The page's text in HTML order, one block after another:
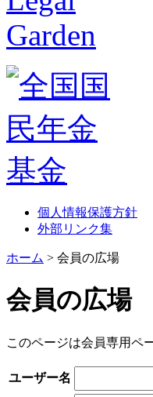
個人情報保護方針
外部リンク集
ホーム > 会員の広場
会員の広場
このページは会員専用ペ
ユーザー名